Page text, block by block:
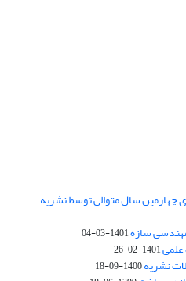
چهارمین سال متوالی توسط نشریه
سازه1401-03-04
1401-02-26
نشریه1400-09-18